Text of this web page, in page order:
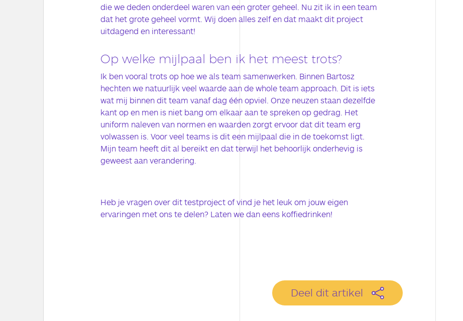
die we deden onderdeel waren van een groter geheel. Nu zit ik in een team
dat het grote geheel vormt. Wij doen alles zelf en dat maakt dit project
uitdagend en interessant!
Op welke mijlpaal ben ik het meest trots?
Ik ben vooral trots op hoe we als team samenwerken. Binnen Bartosz
hechten we natuurlijk veel waarde aan de whole team approach. Dit is iets
wat mij binnen dit team vanaf dag één opviel. Onze neuzen staan dezelfde
kant op en men is niet bang om elkaar aan te spreken op gedrag. Het
uniform naleven van normen en waarden zorgt ervoor dat dit team erg
volwassen is. Voor veel teams is dit een mijlpaal die in de toekomst ligt.
Mijn team heeft dit al bereikt en dat terwijl het behoorlijk onderhevig is
geweest aan verandering.
Heb je vragen over dit testproject of vind je het leuk om jouw eigen
ervaringen met ons te delen? Laten we dan eens koffiedrinken!
Deel dit artikel